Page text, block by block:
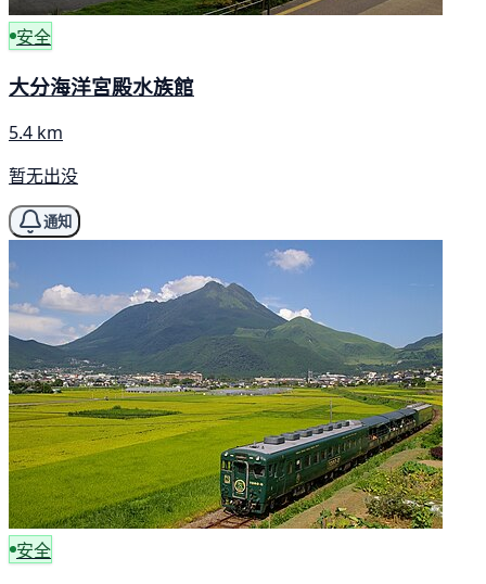
安全
大分海洋宮殿水族館
5.4 km
暂无出没
通知
安全